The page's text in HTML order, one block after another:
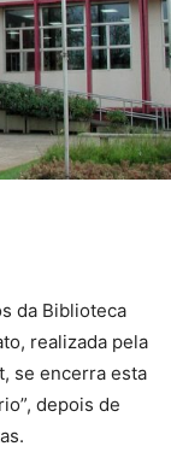
da Biblioteca
realizada pela
se encerra esta
depois de